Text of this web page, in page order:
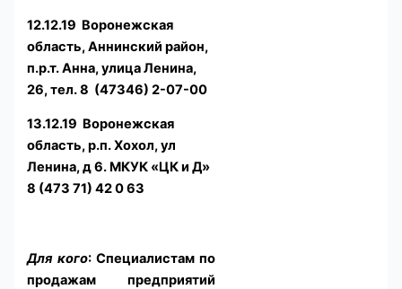
12.12.19 Воронежская
область, Аннинский район,
п.р.т. Анна, улица Ленина,
26, тел. 8 (47346) 2-07-00
13.12.19 Воронежская
область, р.п. Хохол, ул
Ленина, д 6. МКУК «ЦК и Д»
8 (473 71) 42 0 63
Для кого: Специалистам по
продажам предприятий